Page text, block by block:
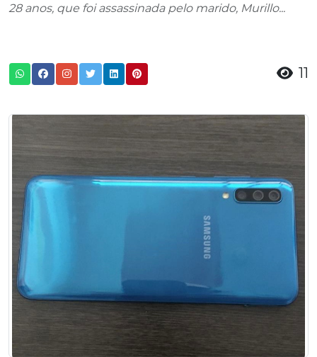
28 anos, que foi assassinada pelo marido, Murillo...
11